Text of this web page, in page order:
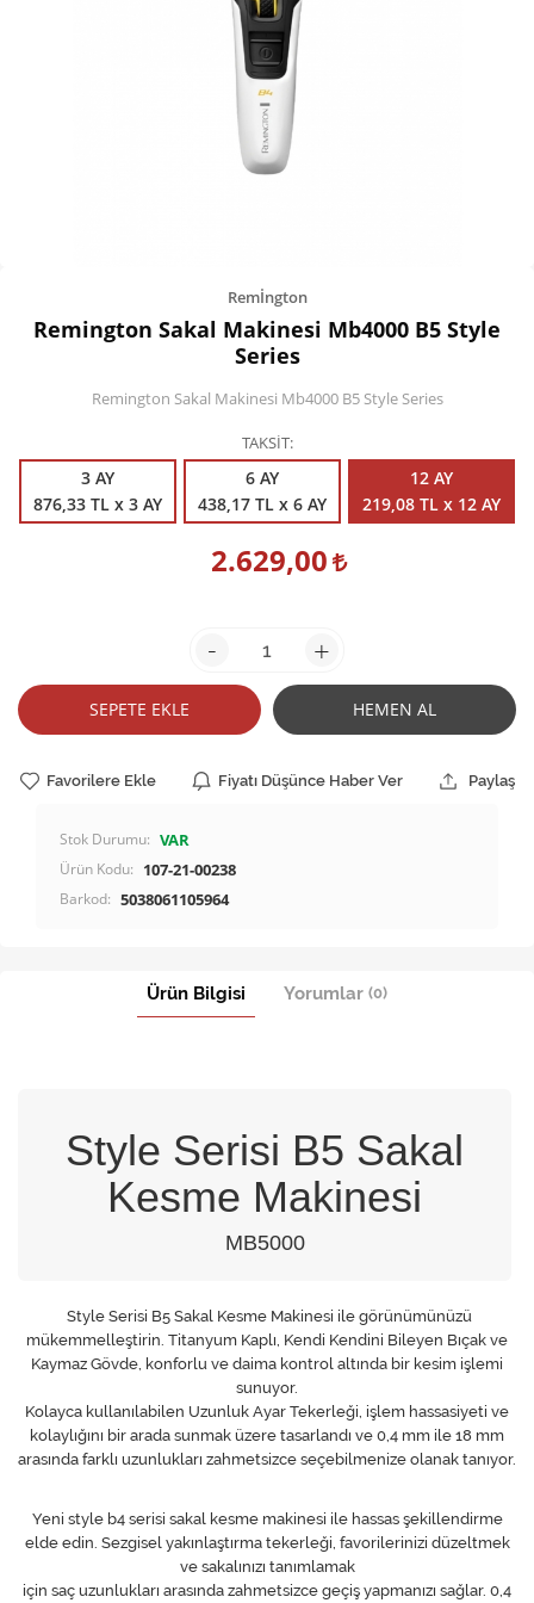
Kişisel Bakım
Züccaciye
Ev Tekstili
Çocuk Gereçleri
Remİngton
Remington Sakal Makinesi Mb4000 B5 Style
Series
Remington Sakal Makinesi Mb4000 B5 Style Series
TAKSİT
3 AY
876,33 TL x 3 AY
6 AY
438,17 TL x 6 AY
12 AY
219,08 TL x 12 AY
2.629,00
- +
SEPETE EKLE HEMEN AL
Favorilere Ekle Fiyatı Düşünce Haber Ver Paylaş
Stok Durumu: VAR
Ürün Kodu: 107-21-00238
Barkod: 5038061105964
Ürün Bilgisi Yorumlar (0)
Style Serisi B5 Sakal
Kesme Makinesi
MB5000
Style Serisi B5 Sakal Kesme Makinesi ile görünümünüzü
mükemmelleştirin. Titanyum Kaplı, Kendi Kendini Bileyen Bıçak ve
Kaymaz Gövde, konforlu ve daima kontrol altında bir kesim işlemi
sunuyor.
Kolayca kullanılabilen Uzunluk Ayar Tekerleği, işlem hassasiyeti ve
kolaylığını bir arada sunmak üzere tasarlandı ve 0,4 mm ile 18 mm
arasında farklı uzunlukları zahmetsizce seçebilmenize olanak tanıyor.
Yeni style b4 serisi sakal kesme makinesi ile hassas şekillendirme
elde edin. Sezgisel yakınlaştırma tekerleği, favorilerinizi düzeltmek
ve sakalınızı tanımlamak
için saç uzunlukları arasında zahmetsizce geçiş yapmanızı sağlar. 0,4